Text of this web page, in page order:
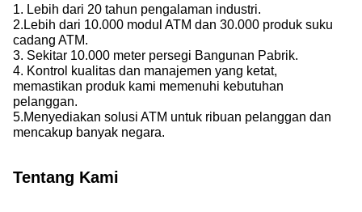
1. Lebih dari 20 tahun pengalaman industri.
2.Lebih dari 10.000 modul ATM dan 30.000 produk suku
cadang ATM.
3. Sekitar 10.000 meter persegi Bangunan Pabrik.
4. Kontrol kualitas dan manajemen yang ketat,
memastikan produk kami memenuhi kebutuhan
pelanggan.
5.Menyediakan solusi ATM untuk ribuan pelanggan dan
mencakup banyak negara.
Tentang Kami